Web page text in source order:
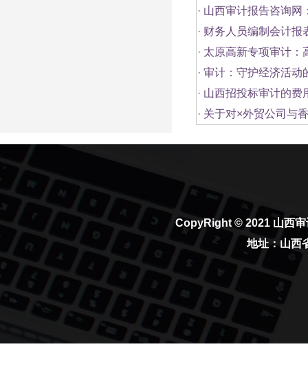
· 山西审计报告咨询网
· 财务人员编制会计报
· 太原高新专项审计：
· 审计：守护经济活动
· 山西招投标审计的费
· 关于对×外贸公司与
CopyRight © 2021 山西
地址：山西